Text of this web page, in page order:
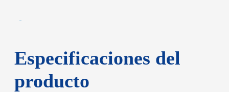
Especificaciones del
producto